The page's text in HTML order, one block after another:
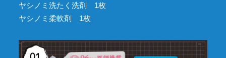
ヤシノミ洗たく洗剤 1枚
ヤシノミ柔軟剤 1枚